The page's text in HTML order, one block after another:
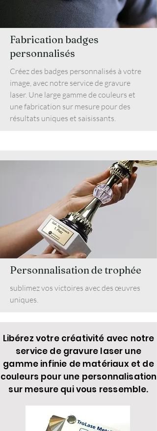
Fabrication badges
personnalisés
Créez des badges personnalisés à votre
image, avec notre service de gravure
laser. Une large gamme de couleurs et
une fabrication sur mesure pour des
résultats uniques et saisissants.
Personnalisation de trophée
sublimez vos victoires avec des œuvres
uniques.
Libérez votre créativité avec notre
service de gravure laser une
gamme infinie de matériaux et de
couleurs pour une personnalisation
sur mesure qui vous ressemble.